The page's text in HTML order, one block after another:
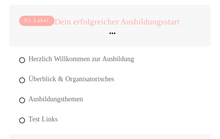
No Label Dein erfolgreicher Ausbildungsstart
Herzlich Willkommen zur Ausbildung
Überblick & Organisatorisches
Ausbildungsthemen
Test Links